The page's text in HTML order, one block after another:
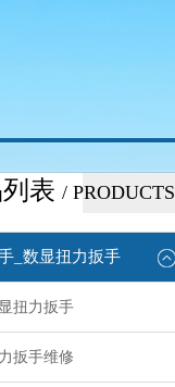
表 / PRODUCTS
_数显扭力扳手
扭力扳手
扳手维修